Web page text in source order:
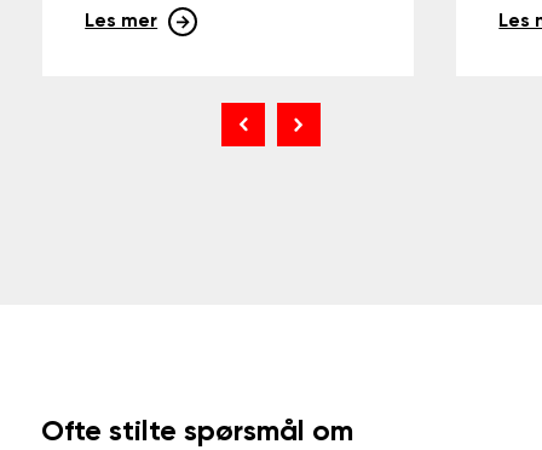
Les mer Les
Ofte stilte spørsmål om